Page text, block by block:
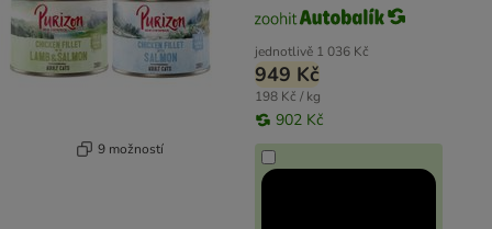
9 možností
jednotlivě 1 036 Kč
949 Kč
198 Kč / kg
902 Kč